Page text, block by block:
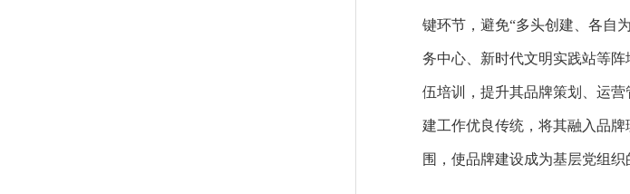
键环节，避免“多头创建、各自
务中心、新时代文明实践站等
伍培训，提升其品牌策划、运
建工作优良传统，将其融入品
围，使品牌建设成为基层党组织